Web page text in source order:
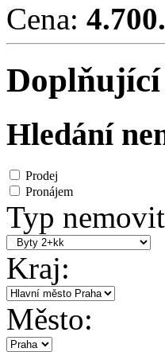
Cena:
Doplňující
Hledání
Prodej
Pronájem
Typ
Kraj:
Město: